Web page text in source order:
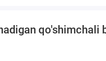
qo'shimchali